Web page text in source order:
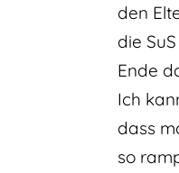
den
die
Ende
Ich
dass
so